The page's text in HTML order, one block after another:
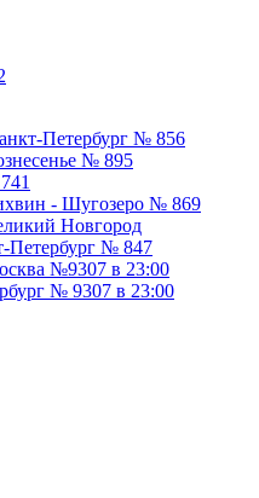
Петербург № 856
№ 895
- Шугозеро № 869
Новгород
Петербург № 847
№9307 в 23:00
№ 9307 в 23:00